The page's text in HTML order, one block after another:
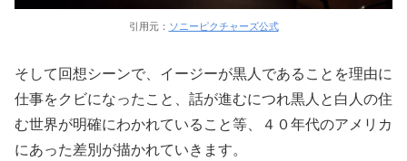
引用元： ソニーピクチャーズ公式
そして回想シーンで、イージーが黒人であることを理由に
仕事をクビになったこと、話が進むにつれ黒人と白人の住
む世界が明確にわかれていること等、４０年代のアメリカ
にあった差別が描かれていきます。